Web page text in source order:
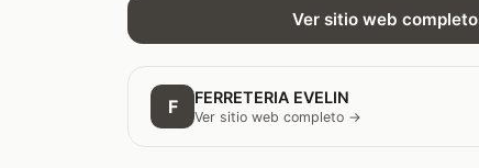
Ver sitio web completo
F FERRETERIA EVELIN
Ver sitio web completo →